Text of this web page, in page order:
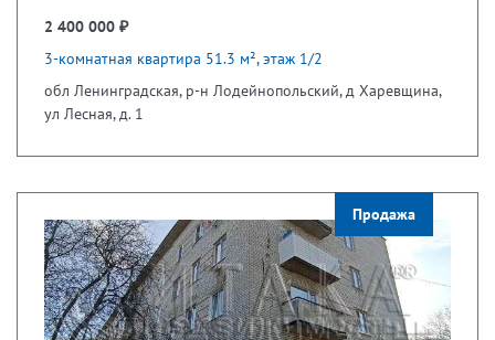
2 400 000 ₽
3-комнатная квартира 51.3 м², этаж 1/2
обл Ленинградская, р-н Лодейнопольский, д Харевщина,
ул Лесная, д. 1
Продажа